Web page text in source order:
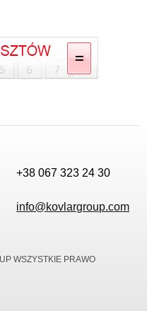
+38 067 323 24 30
info@kovlargroup.com
WSZYSTKIE PRAWO